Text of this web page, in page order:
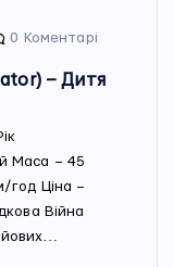
0 Коментарі
– Дитя
Маса – 45
год Ціна –
Війна